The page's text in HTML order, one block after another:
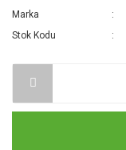
Marka
Stok Kodu